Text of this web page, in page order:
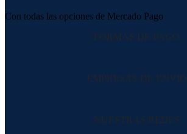
Con todas las opciones de Mercado Pago
FORMAS DE PAGO
EMPRESAS DE ENVIO
NUESTRAS REDES